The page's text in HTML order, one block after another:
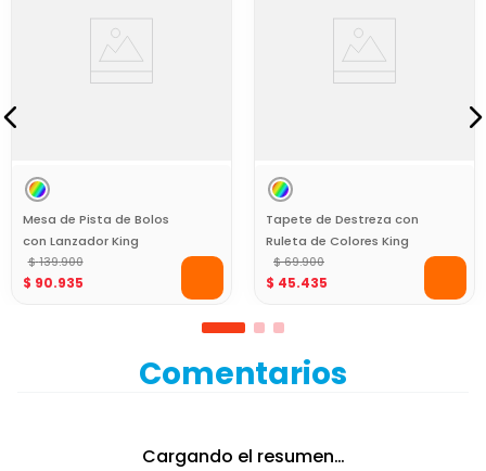
Mesa de Pista de Bolos
con Lanzador King
Games
$ 139.900
$ 90.935
Tapete de Destreza con
Ruleta de Colores King
Games
$ 69.900
$ 45.435
Comentarios
Cargando el resumen…